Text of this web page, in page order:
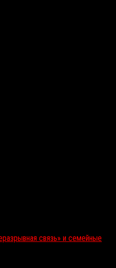
связь» и семейные